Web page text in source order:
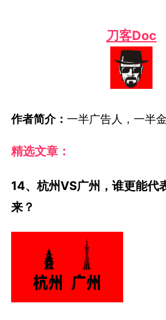
刀客Doc
作者简介：一半广告人，一半金
精选文章：
14、杭州VS广州，谁更能代
来？